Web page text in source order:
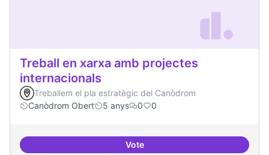
Treball en xarxa amb projectes
internacionals
Treballem el pla estratègic del Canòdrom
Canòdrom Obert
5 anys 0 0
VoteTreball en xarxa amb projectes